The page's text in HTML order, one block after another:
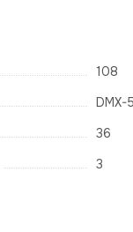
108
DMX-
36
3